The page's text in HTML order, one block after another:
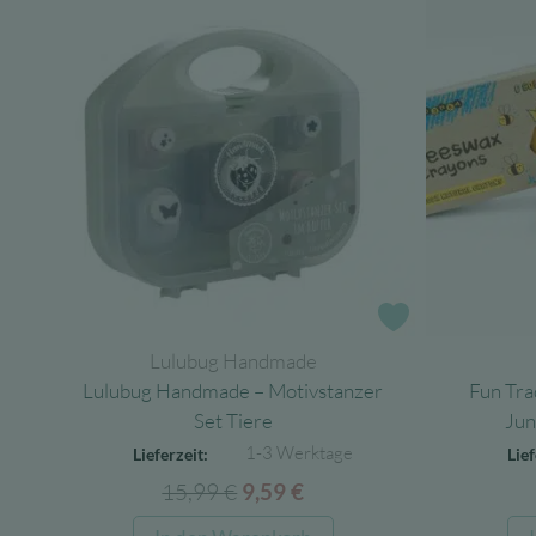
Lulubug Handmade
Lulubug Handmade – Motivstanzer
Set Tiere
Lieferzeit: 1-3 Werktage
15,99€ Ursprünglicher
Preis
9,59€
Preis
Fun